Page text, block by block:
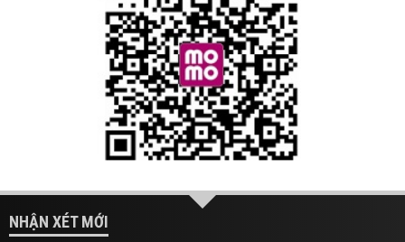
NHẬN XÉT MỚI